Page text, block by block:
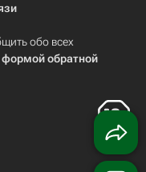
обо всех
формой обратной